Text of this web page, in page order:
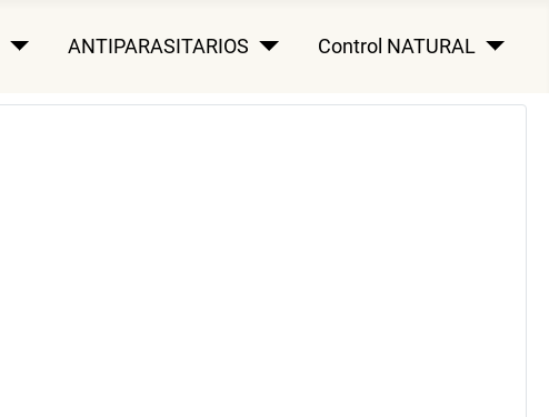
ANTIPARASITARIOS Control NATURAL